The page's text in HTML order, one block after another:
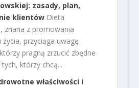
zasady, plan,
klientów Dieta
znana z promowania
przyciąga uwagę
pragną zrzucić zbędne
którzy chcą...
właściwości i